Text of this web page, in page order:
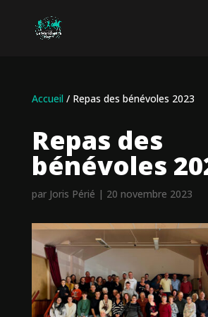
Accueil / Repas des bénévoles 2023
Repas des
bénévoles
par Joris Périé | 20 novembre 2023